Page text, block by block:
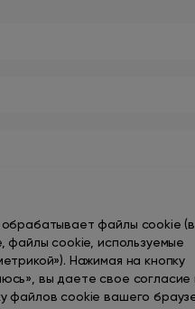
файлы cookie (в
файлы cookie, используемые
Нажимая на кнопку
вы даете свое согласие
файлов cookie вашего
+7 (495) 149-10-99
promo@smokenvape.su
пн-пт: 9:00 – 18:00